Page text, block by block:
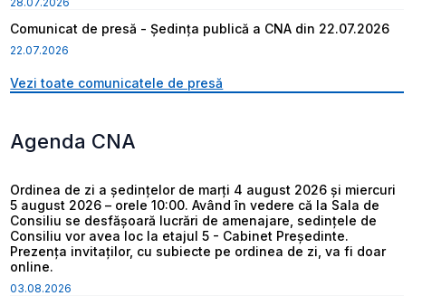
Comunicat de presă - Ședința publică a CNA din 22.07.2026
22.07.2026
Vezi toate comunicatele de presă
Agenda CNA
Ordinea de zi a ședințelor de marți 4 august 2026 și miercuri
5 august 2026 – orele 10:00. Având în vedere că la Sala de
Consiliu se desfășoară lucrări de amenajare, sedințele de
Consiliu vor avea loc la etajul 5 - Cabinet Președinte.
Prezența invitaților, cu subiecte pe ordinea de zi, va fi doar
online.
03.08.2026